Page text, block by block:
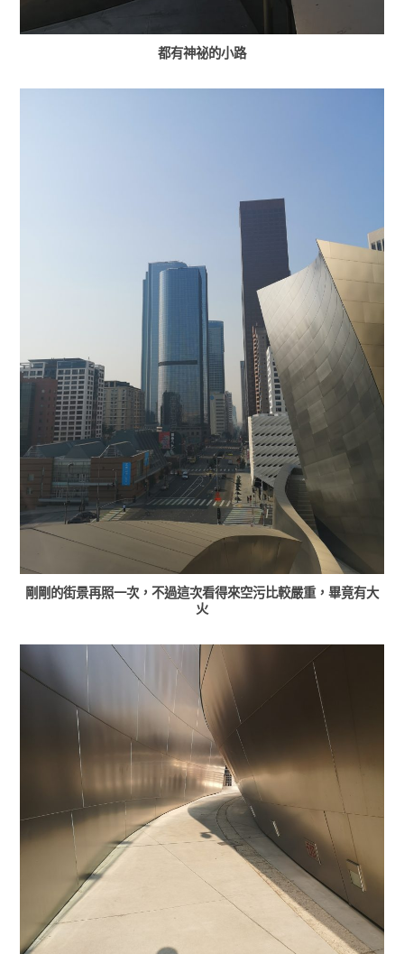
都有神祕的小路
剛剛的街景再照一次，不過這次看得來空污比較嚴重，畢竟有大
火